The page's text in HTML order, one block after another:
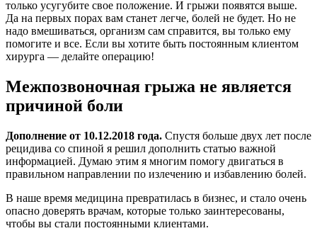
только усугубите свое положение. И грыжи появятся выше.
Да на первых порах вам станет легче, болей не будет. Но не
надо вмешиваться, организм сам справится, вы только ему
помогите и все. Если вы хотите быть постоянным клиентом
хирурга — делайте операцию!
Межпозвоночная грыжа не является
причиной боли
Дополнение от 10.12.2018 года. Спустя больше двух лет после
рецидива со спиной я решил дополнить статью важной
информацией. Думаю этим я многим помогу двигаться в
правильном направлении по излечению и избавлению болей.
В наше время медицина превратилась в бизнес, и стало очень
опасно доверять врачам, которые только заинтересованы,
чтобы вы стали постоянными клиентами.